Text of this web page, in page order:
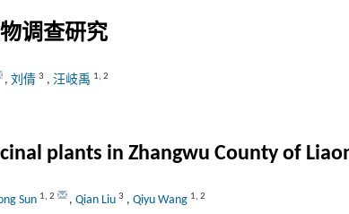
调查研究
, 刘倩 3 , 汪岐禹 1, 2
plants in Zhangwu County of
Sun 1, 2 , Qian Liu 3 , Qiyu Wang 1, 2